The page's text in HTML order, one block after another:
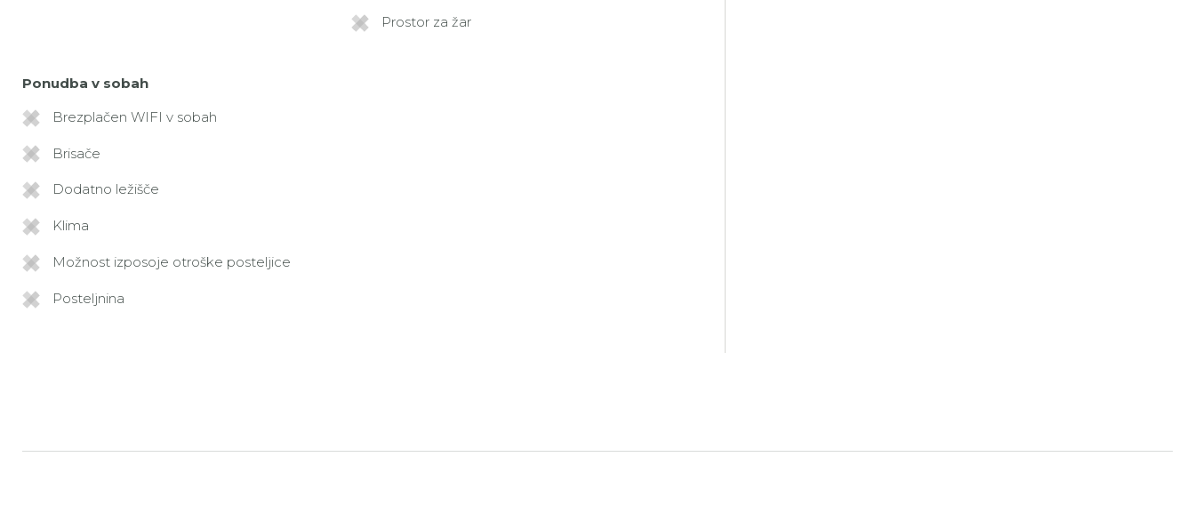
Prostor za žar
Ponudba v sobah
Brezplačen WIFI v sobah
Brisače
Dodatno ležišče
Klima
Možnost izposoje otroške posteljice
Posteljnina